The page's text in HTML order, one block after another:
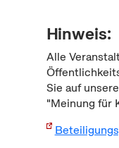
Hinweis:
Alle
Sie auf
"Meinung für